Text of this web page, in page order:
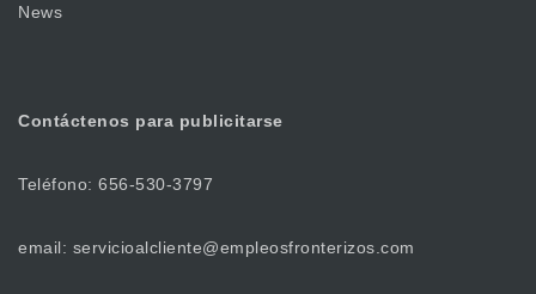
News
Contáctenos para publicitarse
Teléfono: 656-530-3797
email: servicioalcliente@empleosfronterizos.com